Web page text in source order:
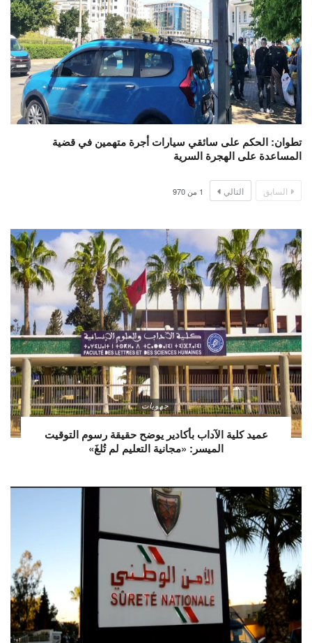
تطوان: الحكم على سائقي سيارات أجرة متهمين في قضية
المساعدة على الهجرة السرية
السابق التالي 1 من 970
جهويات
عميد كلية الآداب بأكادير يوضح حقيقة رسوم التوقيت
الميسر: «مجانية التعليم لم تُلغَ»